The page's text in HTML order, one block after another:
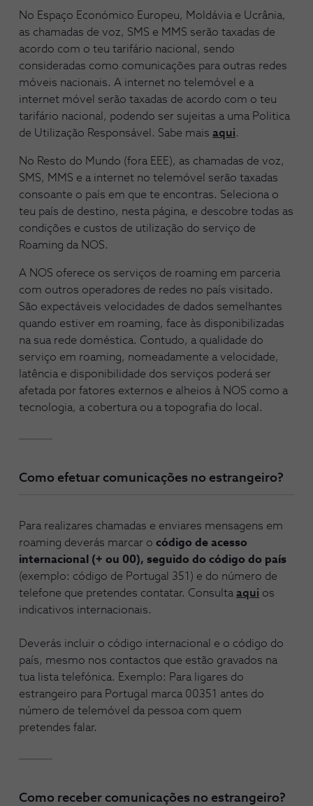
No Espaço Económico Europeu, Moldávia e Ucrânia,
as chamadas de voz, SMS e MMS serão taxadas de
acordo com o teu tarifário nacional, sendo
consideradas como comunicações para outras redes
móveis nacionais. A internet no telemóvel e a
internet móvel serão taxadas de acordo com o teu
tarifário nacional, podendo ser sujeitas a uma Politica
de Utilização Responsável. Sabe mais aqui.
No Resto do Mundo (fora EEE), as chamadas de voz,
SMS, MMS e a internet no telemóvel serão taxadas
consoante o país em que te encontras. Seleciona o
teu país de destino, nesta página, e descobre todas as
condições e custos de utilização do serviço de
Roaming da NOS.
A NOS oferece os serviços de roaming em parceria
com outros operadores de redes no país visitado.
São expectáveis velocidades de dados semelhantes
quando estiver em roaming, face às disponibilizadas
na sua rede doméstica. Contudo, a qualidade do
serviço em roaming, nomeadamente a velocidade,
latência e disponibilidade dos serviços poderá ser
afetada por fatores externos e alheios à NOS como a
tecnologia, a cobertura ou a topografia do local.
Como efetuar comunicações no estrangeiro?
Para realizares chamadas e enviares mensagens em
roaming deverás marcar o código de acesso
internacional (+ ou 00), seguido do código do país
(exemplo: código de Portugal 351) e do número de
telefone que pretendes contatar. Consulta aqui os
indicativos internacionais.
Deverás incluir o código internacional e o código do
país, mesmo nos contactos que estão gravados na
tua lista telefónica. Exemplo: Para ligares do
estrangeiro para Portugal marca 00351 antes do
número de telemóvel da pessoa com quem
pretendes falar.
Como receber comunicações no estrangeiro?